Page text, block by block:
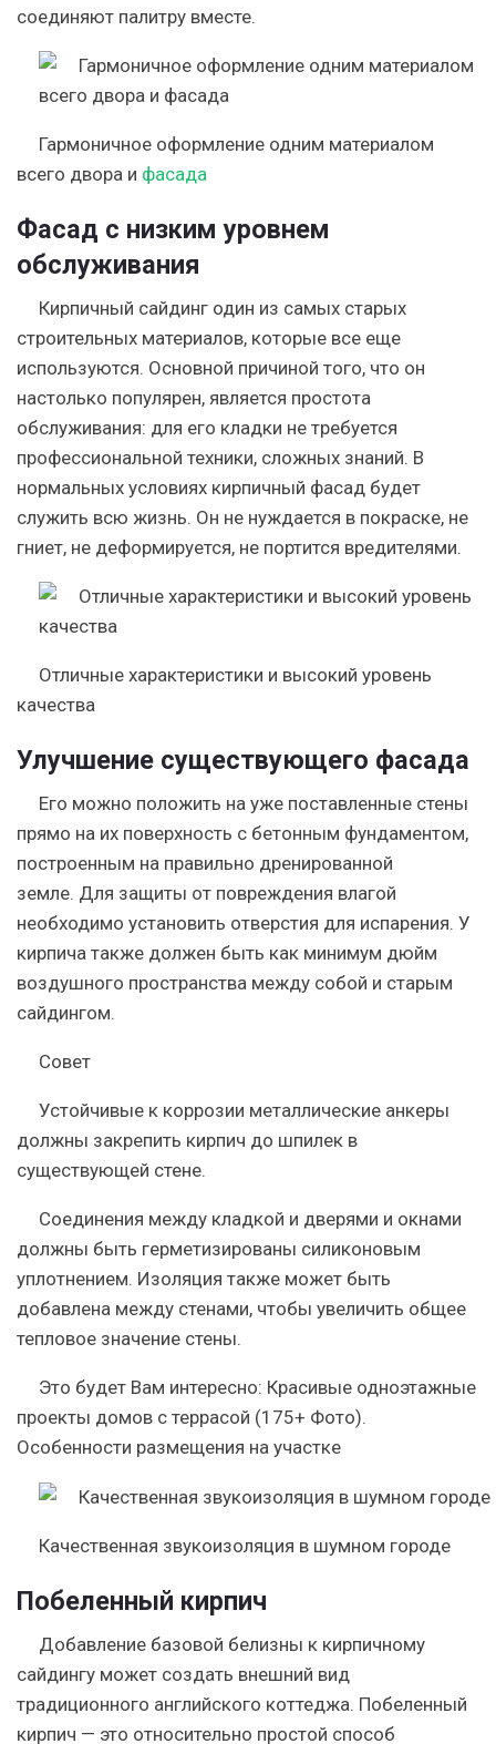
соединяют палитру вместе.
Гармоничное оформление одним материалом
всего двора и фасада
Фасад с низким уровнем
обслуживания
Кирпичный сайдинг один из самых старых
строительных материалов, которые все еще
используются. Основной причиной того, что он
настолько популярен, является простота
обслуживания: для его кладки не требуется
профессиональной техники, сложных знаний. В
нормальных условиях кирпичный фасад будет
служить всю жизнь. Он не нуждается в покраске, не
гниет, не деформируется, не портится вредителями.
Отличные характеристики и высокий уровень
качества
Улучшение существующего фасада
Его можно положить на уже поставленные стены
прямо на их поверхность с бетонным фундаментом,
построенным на правильно дренированной
земле. Для защиты от повреждения влагой
необходимо установить отверстия для испарения. У
кирпича также должен быть как минимум дюйм
воздушного пространства между собой и старым
сайдингом.
Совет
Устойчивые к коррозии металлические анкеры
должны закрепить кирпич до шпилек в
существующей стене.
Соединения между кладкой и дверями и окнами
должны быть герметизированы силиконовым
уплотнением. Изоляция также может быть
добавлена ​​между стенами, чтобы увеличить общее
тепловое значение стены.
Это будет Вам интересно: Красивые одноэтажные
проекты домов с террасой (175+ Фото).
Особенности размещения на участке
Качественная звукоизоляция в шумном городе
Побеленный кирпич
Добавление базовой белизны к кирпичному
сайдингу может создать внешний вид
традиционного английского коттеджа. Побеленный
кирпич — это относительно простой способ